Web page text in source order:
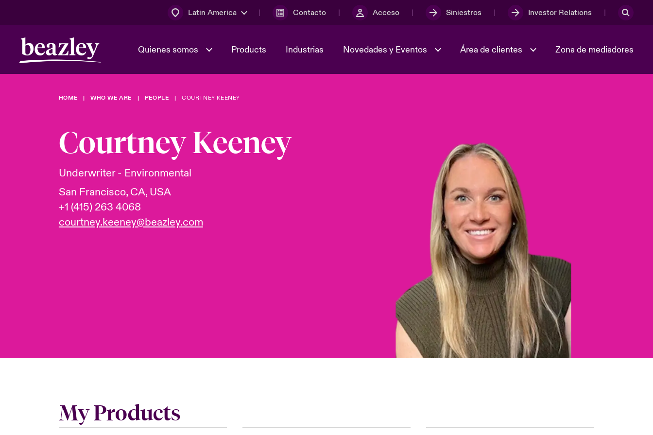
Latin America Contacto Acceso Siniestros Investor Relations
Quienes somos
Quienes somos
El Consejo y el comité de
Cultura y valores
Products Industrias Novedades y Eventos
Novedades y Eventos
Eventos
Área de clientes
Área de clientes Clientes ciber
Zona de mediadores
HOME WHO WE ARE PEOPLE COURTNEY KEENEY
Courtney Keeney
Underwriter - Environmental
San Francisco, CA, USA
+1 (415) 263 4068
courtney.keeney@beazley.com
My Products